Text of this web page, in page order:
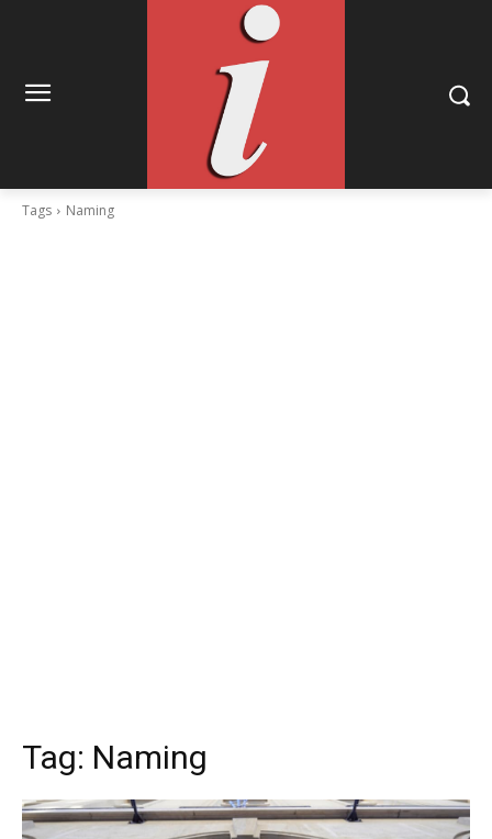
Tags Naming
Tag: Naming